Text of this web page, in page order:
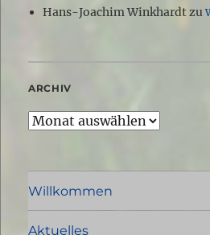
Hans-Joachim Winkhardtzu
ARCHIV
Archiv
Willkommen
Aktuelles